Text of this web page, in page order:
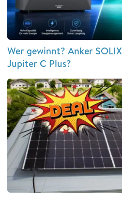
Wer gewinnt? Anker
Jupiter C Plus?